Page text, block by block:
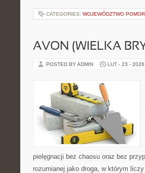
CATEGORIES: WOJEWÓDZTWO
AVON (WIELKA
POSTED BY ADMIN LUT - 23 - 2026
pielęgnacji bez chaosu oraz bez
rozumianej jako droga, w którym